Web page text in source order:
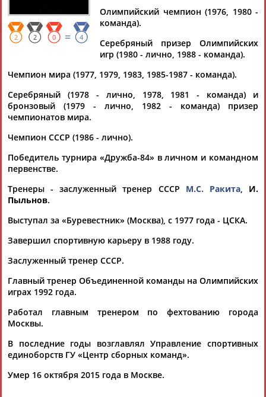
Ваш запрос: "Михаил БУРЦЕВ"
Документы 1-2 из 2 найденных уникальных документов
Александр Любимов: Муратов, Валера, даже и не знал
насколько ты Крут!
...Олимпиада. В финале сражались двое -- Виктор
Кровопусков иМихаил Бурцев
. Они оба ученики Марка
Семёновича Ракиты. Но...
01.05.2026
Медведева или Туктамышева? Никаких "ИЛИ" - ОБЕ!
...свое время сам был удостоен этой награды, Вячеслава
Екимова,
счету в общей... ...Рыльский, Мавлиханов, Ракита, Сидяк,
Назлымов, Кровопусков,
(Проект:Информационное агентство СТАДИОН )
ТАБЛО АКТИВНОСТИ
ЦЕЛИ ПРОЕКТА КОНТАКТЫ НАШИ КНОПКИ РЕКЛАМА
2 2 0 = 4
Олимпийский чемпион (1976, 1980 -
команда).
Серебряный призер Олимпийских
игр (1980 - лично, 1988 - команда).
Чемпион мира (1977, 1979, 1983, 1985-1987 - команда).
Серебряный (1978 - лично, 1978, 1981 - команда) и
бронзовый (1979 - лично, 1982 - команда) призер
чемпионатов мира.
Чемпион СССР (1986 - лично).
Победитель турнира «Дружба-84» в личном и командном
первенстве.
Тренеры - заслуженный тренер СССР М.С. Ракита, И.
Пыльнов.
Выступал за «Буревестник» (Москва), с 1977 года - ЦСКА.
Завершил спортивную карьеру в 1988 году.
Заслуженный тренер СССР.
Главный тренер Объединенной команды на Олимпийских
играх 1992 года.
Работал главным тренером по фехтованию города
Москвы.
В последние годы возглавлял Управление спортивных
единоборств ГУ «Центр сборных команд».
Умер 16 октября 2015 года в Москве.